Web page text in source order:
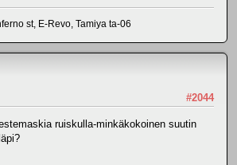
st, E-Revo, Tamiya ta-06
#2044
ruiskulla-minkäkokoinen suutin